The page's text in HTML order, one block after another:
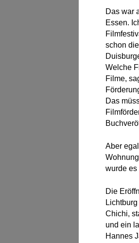
Das war
Essen.
schon
Welche
Filme,
Das
Aber
wurde es
Die
Chichi,
und ein
Hannes